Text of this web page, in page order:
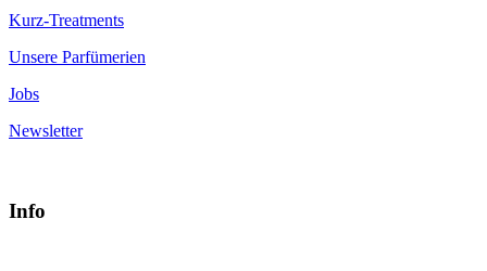
Kurz-Treatments
Unsere Parfümerien
Jobs
Newsletter
Info